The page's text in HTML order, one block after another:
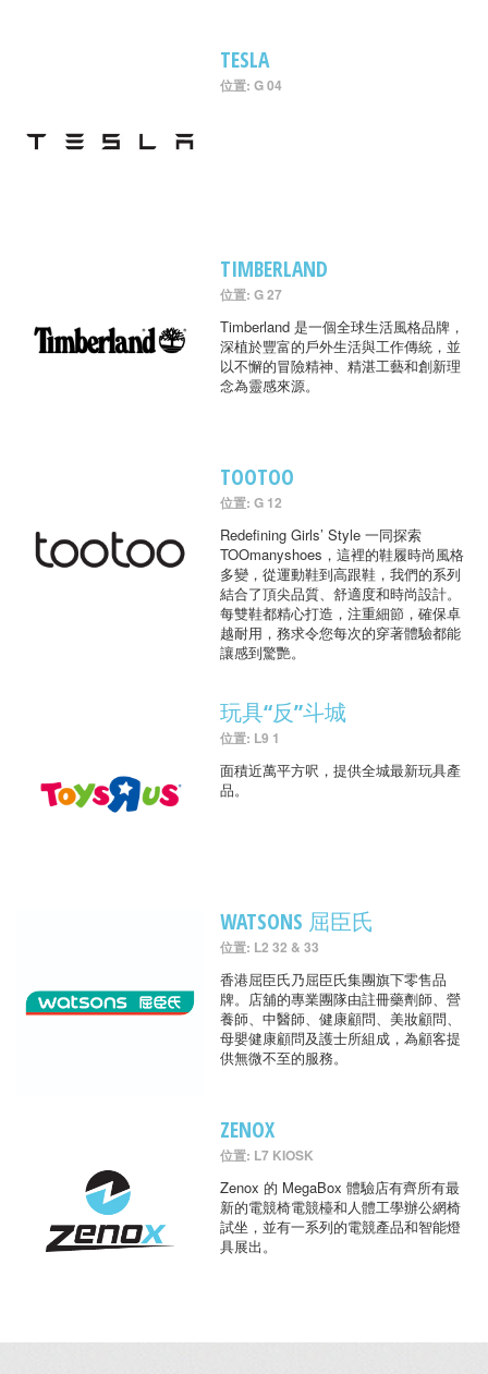
TESLA
位置: G 04
TIMBERLAND
位置: G 27
Timberland 是一個全球生活風格品牌，
深植於豐富的戶外生活與工作傳統，並
以不懈的冒險精神、精湛工藝和創新理
念為靈感來源。
TOOTOO
位置: G 12
Redefining Girls’ Style 一同探索
TOOmanyshoes，這裡的鞋履時尚風格
多變，從運動鞋到高跟鞋，我們的系列
結合了頂尖品質、舒適度和時尚設計。
每雙鞋都精心打造，注重細節，確保卓
越耐用，務求令您每次的穿著體驗都能
讓感到驚艷。
玩具“反”斗城
位置: L9 1
面積近萬平方呎，提供全城最新玩具產
品。
WATSONS 屈臣氏
位置: L2 32 & 33
香港屈臣氏乃屈臣氏集團旗下零售品
牌。店舖的專業團隊由註冊藥劑師、營
養師、中醫師、健康顧問、美妝顧問、
母嬰健康顧問及護士所組成，為顧客提
供無微不至的服務。
ZENOX
位置: L7 KIOSK
Zenox 的 MegaBox 體驗店有齊所有最
新的電競椅電競檯和人體工學辦公網椅
試坐，並有一系列的電競產品和智能燈
具展出。